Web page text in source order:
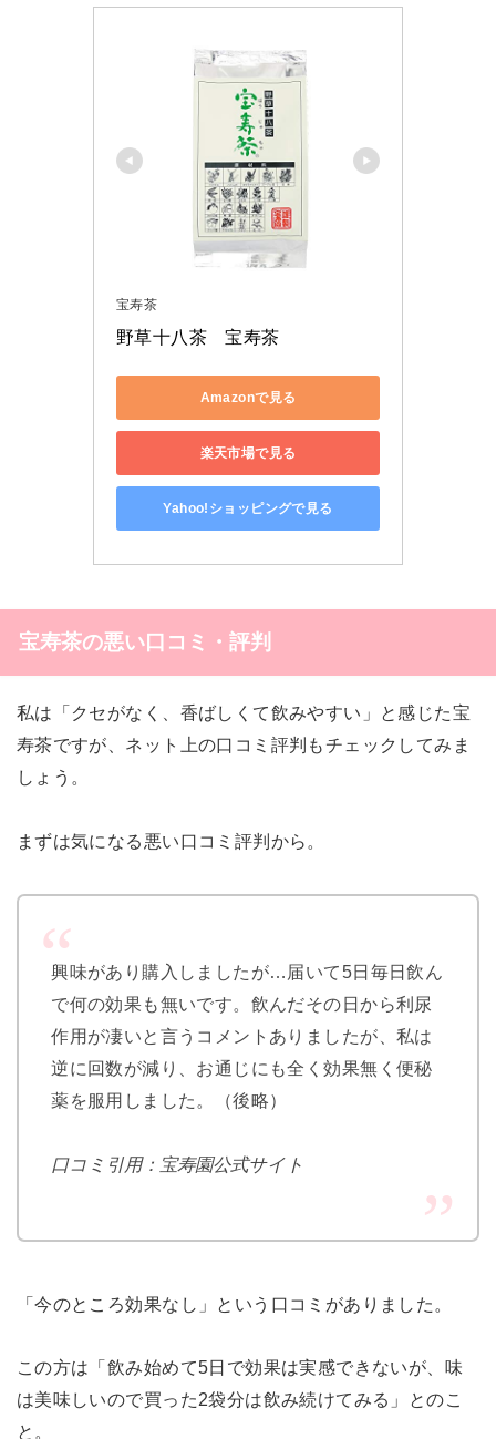
宝寿茶
野草十八茶　宝寿茶
Amazonで見る
楽天市場で見る
Yahoo!ショッピングで見る
宝寿茶の悪い口コミ・評判
私は「クセがなく、香ばしくて飲みやすい」と感じた宝
寿茶ですが、ネット上の口コミ評判もチェックしてみま
しょう。
まずは気になる悪い口コミ評判から。
興味があり購入しましたが…届いて5日毎日飲ん
で何の効果も無いです。飲んだその日から利尿
作用が凄いと言うコメントありましたが、私は
逆に回数が減り、お通じにも全く効果無く便秘
薬を服用しました。（後略）
口コミ引用：宝寿園公式サイト
「今のところ効果なし」という口コミがありました。
この方は「飲み始めて5日で効果は実感できないが、味
は美味しいので買った2袋分は飲み続けてみる」とのこ
と。